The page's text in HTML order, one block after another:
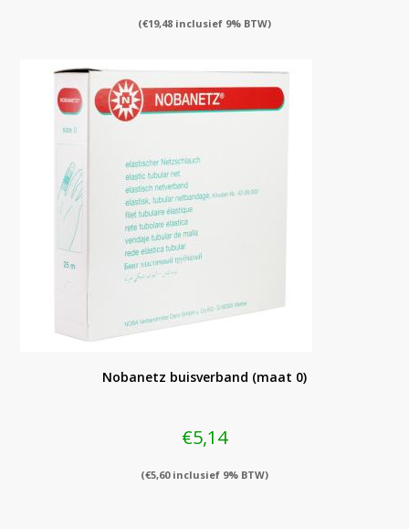
(€19,48 inclusief 9% BTW)
Nobanetz buisverband (maat 0)
€5,14
(€5,60inclusief 9% BTW)